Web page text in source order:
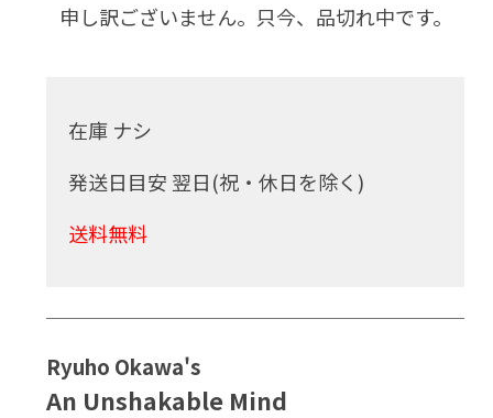
申し訳ございません。只今、品切れ中です。
在庫 ナシ
発送日目安 翌日(祝・休日を除く)
送料無料
Ryuho Okawa's
An Unshakable Mind